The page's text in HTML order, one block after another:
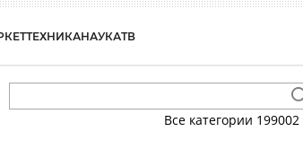
ТЕХНИКАНАУКАТВ
Все категории 199002